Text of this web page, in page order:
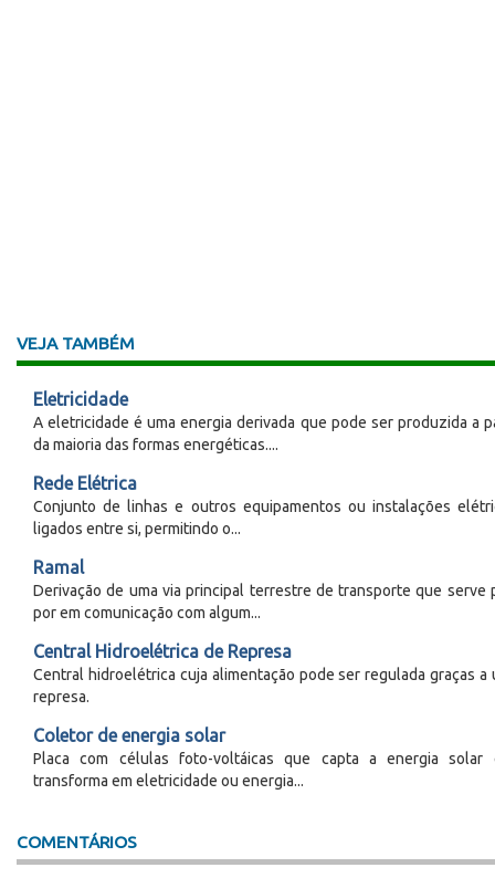
VEJA TAMBÉM
Eletricidade
A eletricidade é uma energia derivada que pode ser produzida a
da maioria das formas energéticas....
Rede Elétrica
Conjunto de linhas e outros equipamentos ou instalações
ligados entre si, permitindo o...
Ramal
Derivação de uma via principal terrestre de transporte que serve
por em comunicação com algum...
Central Hidroelétrica de Represa
Central hidroelétrica cuja alimentação pode ser regulada graças a
represa.
Coletor de energia solar
Placa com células foto-voltáicas que capta a energia solar
transforma em eletricidade ou energia...
COMENTÁRIOS